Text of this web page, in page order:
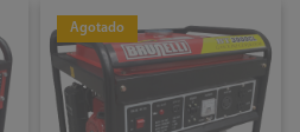
Agotado